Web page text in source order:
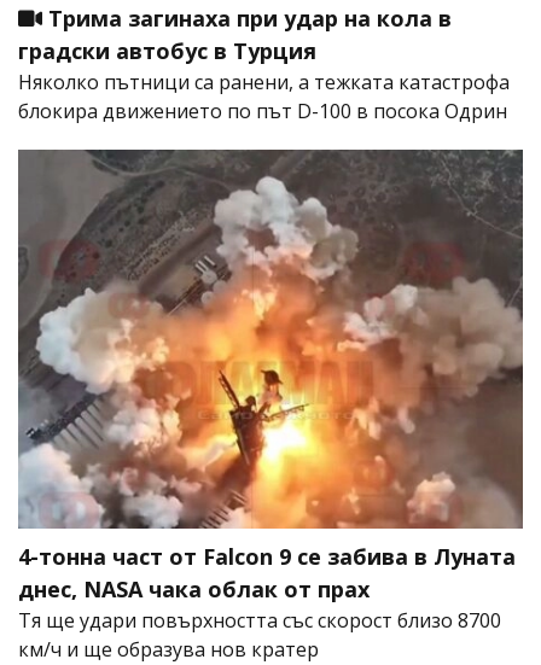
Трима загинаха при удар на кола в
градски автобус в Турция
Няколко пътници са ранени, а тежката катастрофа
блокира движението по път D-100 в посока Одрин
4-тонна част от Falcon 9 се забива в Луната
днес, NASA чака облак от прах
Тя ще удари повърхността със скорост близо 8700
км/ч и ще образува нов кратер